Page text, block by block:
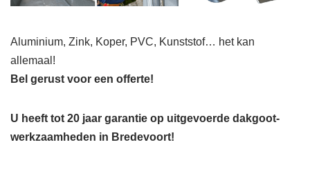
Aluminium, Zink, Koper, PVC, Kunststof… het kan
allemaal!
Bel gerust voor een offerte!
U heeft tot 20 jaar garantie op uitgevoerde dakgoot-
werkzaamheden in Bredevoort!